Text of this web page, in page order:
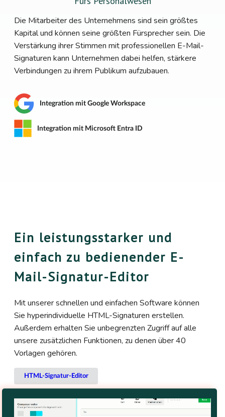
Die Mitarbeiter des Unternehmens sind sein größtes
Kapital und können seine größten Fürsprecher sein. Die
Verstärkung ihrer Stimmen mit professionellen E-Mail-
Signaturen kann Unternehmen dabei helfen, stärkere
Verbindungen zu ihrem Publikum aufzubauen.
Integration mit Google Workspace
Integration mit Microsoft Entra ID
Ein leistungsstarker und
einfach zu bedienender E-
Mail-Signatur-Editor
Mit unserer schnellen und einfachen Software können
Sie hyperindividuelle HTML-Signaturen erstellen.
Außerdem erhalten Sie unbegrenzten Zugriff auf alle
unsere zusätzlichen Funktionen, zu denen über 40
Vorlagen gehören.
HTML-Signatur-Editor